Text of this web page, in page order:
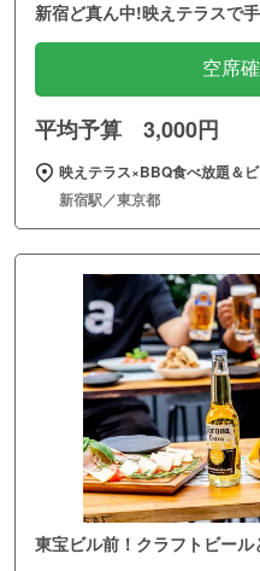
新宿ど真ん中!映えテラスで
空席
平均予算 3,000円
映えテラス×BBQ食べ放題＆
新宿駅／東京都
東宝ビル前！クラフトビー